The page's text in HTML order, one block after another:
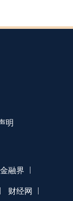
明
金融界
财经网